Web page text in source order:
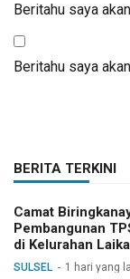
Beritahu saya
Beritahu saya
BERITA TERKINI
Camat
Pembangunan
di Kelurahan
SULSEL 1 hari yang